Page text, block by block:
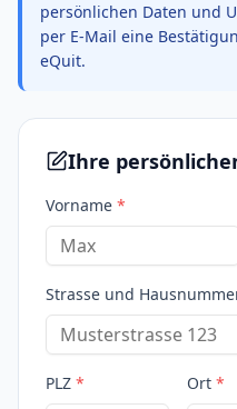
persönlichen Daten und
per E-Mail eine
eQuit.
Ihre
Vorname *
Strasse und
PLZ * Ort *